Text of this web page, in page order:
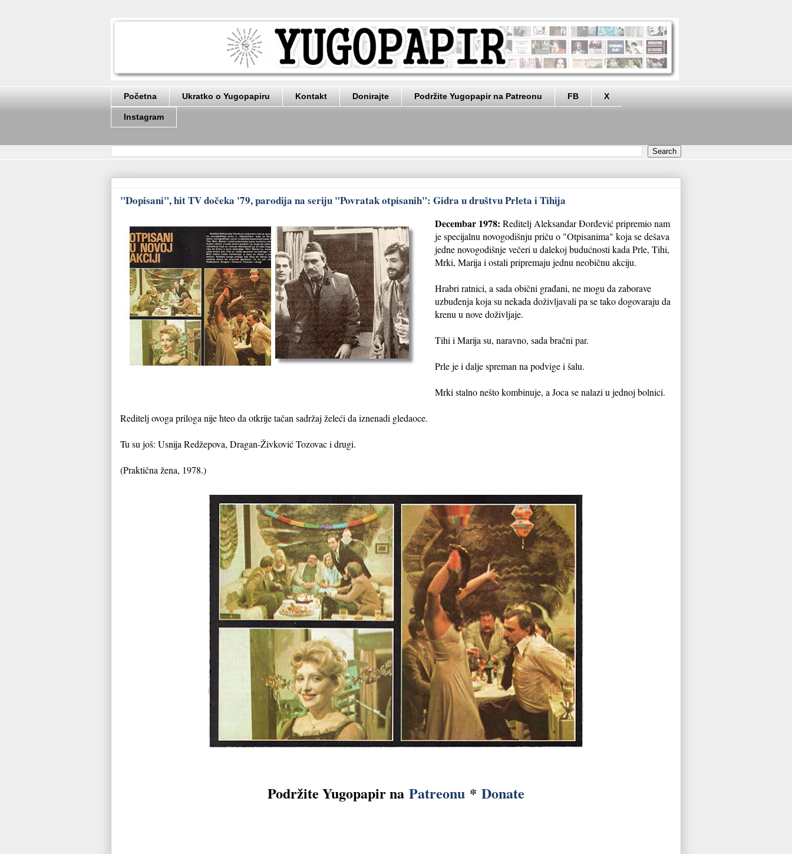
Početna Ukratko o Yugopapiru Kontakt Donirajte Podržite Yugopapir na Patreonu FB X
Instagram
"Dopisani", hit TV dočeka '79, parodija na seriju "Povratak otpisanih": Gidra u društvu Prleta i Tihija
Decembar 1978: Reditelj Aleksandar Đorđević pripremio nam
je specijalnu novogodišnju priču o "Otpisanima" koja se dešava
jedne novogodišnje večeri u dalekoj budućnosti kada Prle, Tihi,
Mrki, Marija i ostali pripremaju jednu neobičnu akciju.
Hrabri ratnici, a sada obični građani, ne mogu da zaborave
uzbuđenja koja su nekada doživljavali pa se tako dogovaraju da
krenu u nove doživljaje.
Tihi i Marija su, naravno, sada bračni par.
Prle je i dalje spreman na podvige i šalu.
Mrki stalno nešto kombinuje, a Joca se nalazi u jednoj bolnici.
Reditelj ovoga priloga nije hteo da otkrije tačan sadržaj želeći da iznenadi gledaoce.
Tu su još: Usnija Redžepova, Dragan-Živković Tozovac i drugi.
(Praktična žena, 1978.)
Podržite Yugopapir na Patreonu * Donate